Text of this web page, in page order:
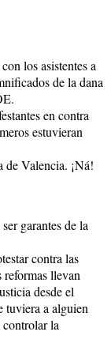
los asistentes a
de la dana
en contra
estuvieran
de Valencia. ¡Ná!
garantes de la
contra las
reformas llevan
desde el
tuviera a alguien
la